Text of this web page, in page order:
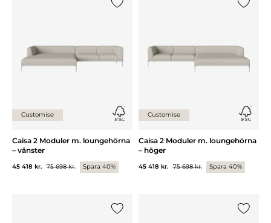
Customise
Caisa 2 Moduler m. loungehörna
– vänster
45 418 kr. 75 698 kr. Spara 40%
Customise
Caisa 2 Moduler m. loungehörna
– höger
45 418 kr. 75 698 kr. Spara 40%